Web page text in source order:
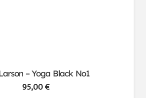
– Yoga Black No1
95,00€